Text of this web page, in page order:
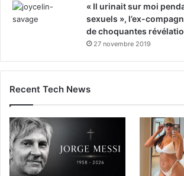
« Il urinait sur moi
sexuels », l’ex-
de choquantes
27 novembre 2019
Recent Tech News